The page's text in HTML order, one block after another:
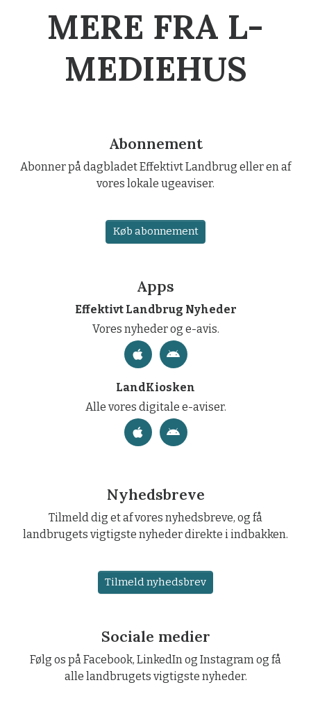
MERE FRA L-
MEDIEHUS
Abonnement
Abonner på dagbladet Effektivt Landbrug eller en af
vores lokale ugeaviser.
Køb abonnement
Apps
Effektivt Landbrug Nyheder
Vores nyheder og e-avis.
LandKiosken
Alle vores digitale e-aviser.
Nyhedsbreve
Tilmeld dig et af vores nyhedsbreve, og få
landbrugets vigtigste nyheder direkte i indbakken.
Tilmeld nyhedsbrev
Sociale medier
Følg os på Facebook, LinkedIn og Instagram og få
alle landbrugets vigtigste nyheder.